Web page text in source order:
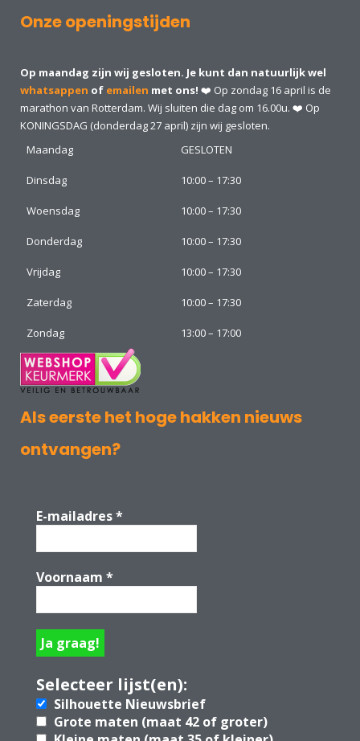
Onze openingstijden
Op maandag zijn wij gesloten. Je kunt dan natuurlijk wel
whatsappen of emailen met ons! ❤️ Op zondag 16 april is de
marathon van Rotterdam. Wij sluiten die dag om 16.00u. ❤️ Op
KONINGSDAG (donderdag 27 april) zijn wij gesloten.
Maandag
GESLOTEN
Dinsdag 10:00 – 17:30
Woensdag 10:00 – 17:30
Donderdag 10:00 – 17:30
Vrijdag 10:00 – 17:30
Zaterdag 10:00 – 17:30
Zondag 13:00 – 17:00
Als eerste het hoge hakken nieuws
ontvangen?
E-mailadres*
Voornaam *
Selecteer lijst(en):
Silhouette Nieuwsbrief
Grote maten (maat 42 of groter)